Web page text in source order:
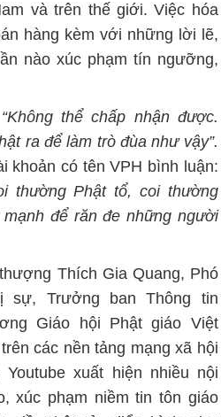
và trên thế giới. Việc hóa
hàng kèm với những lời lẽ,
nào xúc phạm tín ngưỡng,
“Không thể chấp nhận được.
ra để làm trò đùa như vậy”.
khoản có tên VPH bình luận:
thường Phật tổ, coi thường
để răn đe những người
Thích Gia Quang, Phó
sự, Trưởng ban Thông tin
Giáo hội Phật giáo Việt
các nền tảng mạng xã hội
Youtube xuất hiện nhiều nội
xúc phạm niềm tin tôn giáo